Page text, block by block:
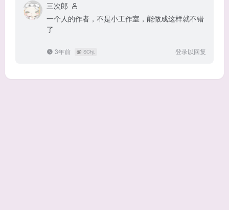
三次郎
一个人的作者，不是小工作室，能做成这样就不错
了
3年前 @ SChj. 登录以回复